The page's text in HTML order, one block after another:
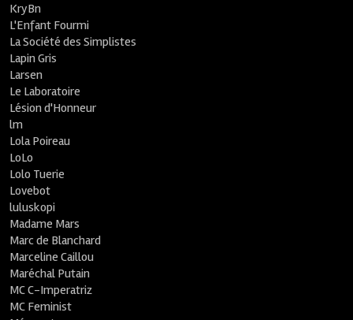
KryBn
L'Enfant Fourmi
La Société des Simplistes
Lapin Gris
Larsen
Le Laboratoire
Lésion d'Honneur
lm
Lola Poireau
LoLo
Lolo Tuerie
Lovebot
luluskopi
Madame Mars
Marc de Blanchard
Marceline Caillou
Maréchal Putain
MC C-Imperatriz
MC Feminist